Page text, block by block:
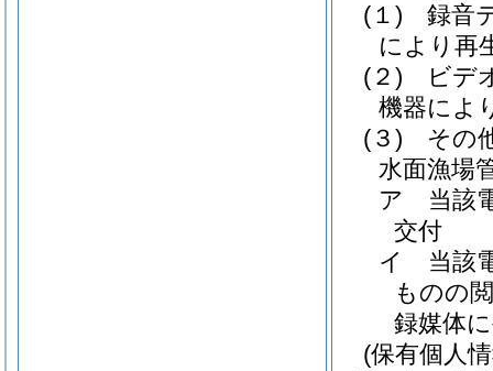
(１)
録音
により再
(２)
ビデ
機器によ
(３)
その
水面漁場
ア
当該
交付
イ
当該
ものの
録媒体
(保有個人